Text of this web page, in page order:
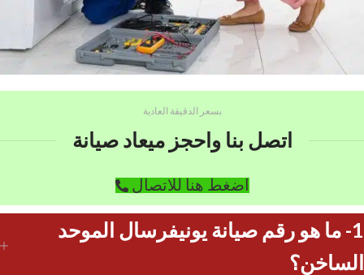
بسعر الدقيقة العادية
اتصل بنا واحجز ميعاد صيانة
اضغط هنا للاتصال
1- ما هو رقم صيانة يونيفرسال الموحد
الساخن؟